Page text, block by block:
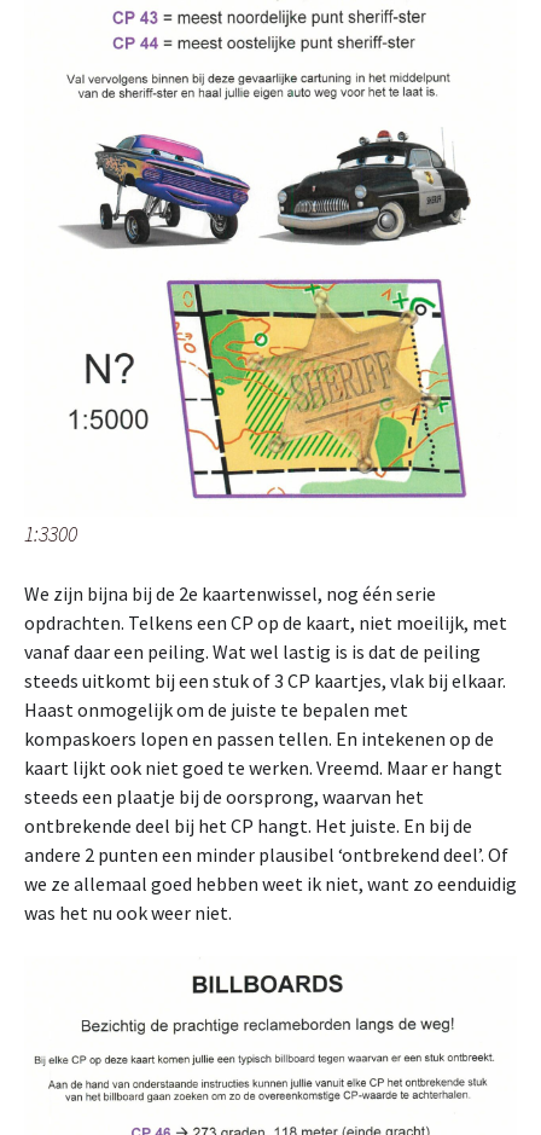
1:3300
We zijn bijna bij de 2e kaartenwissel, nog één serie
opdrachten. Telkens een CP op de kaart, niet moeilijk, met
vanaf daar een peiling. Wat wel lastig is is dat de peiling
steeds uitkomt bij een stuk of 3 CP kaartjes, vlak bij elkaar.
Haast onmogelijk om de juiste te bepalen met
kompaskoers lopen en passen tellen. En intekenen op de
kaart lijkt ook niet goed te werken. Vreemd. Maar er hangt
steeds een plaatje bij de oorsprong, waarvan het
ontbrekende deel bij het CP hangt. Het juiste. En bij de
andere 2 punten een minder plausibel ‘ontbrekend deel’. Of
we ze allemaal goed hebben weet ik niet, want zo eenduidig
was het nu ook weer niet.